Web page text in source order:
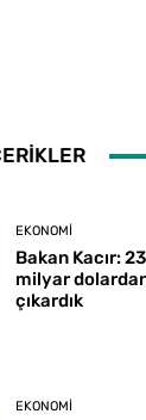
EKONOMI
Bakan Kacır:
milyar
çıkardık
EKONOMI